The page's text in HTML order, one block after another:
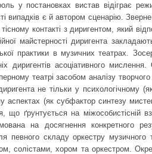
у постановках вистав відіграє
випадків є й автором сценарію.
контакті з диригентом, який
майстерності диригента
практики в музичних театрах.
диригентів асоціативного
театрі засобом аналізу
не тільки у психологічному
аспектах (як субфактор синтезу
ґрунтується на міжособистісній
на досягнення конкретного
певного складу оркестру музичного
солістами, хором та оркестром.